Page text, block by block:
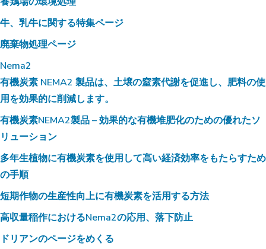
牛、乳牛に関する特集ページ
廃棄物処理ページ
Nema2
有機炭素 NEMA2 製品は、土壌の窒素代謝を促進し、肥料の使
用を効果的に削減します。
有機炭素NEMA2製品 – 効果的な有機堆肥化のための優れたソ
リューション
多年生植物に有機炭素を使用して高い経済効率をもたらすため
の手順
短期作物の生産性向上に有機炭素を活用する方法
高収量稲作におけるNema2の応用、落下防止
ドリアンのページをめくる